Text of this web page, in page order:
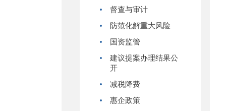
督查与审计
防范化解重大风险
国资监管
建议提案办理结果公
开
减税降费
惠企政策